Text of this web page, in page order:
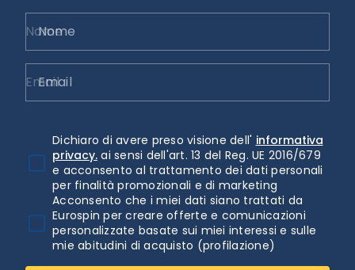
Nome
Email
Dichiaro di avere preso visione dell' informativa
privacy. ai sensi dell'art. 13 del Reg. UE 2016/679
e acconsento al trattamento dei dati personali
per finalità promozionali e di marketing
Acconsento che i miei dati siano trattati da
Eurospin per creare offerte e comunicazioni
personalizzate basate sui miei interessi e sulle
mie abitudini di acquisto (profilazione)